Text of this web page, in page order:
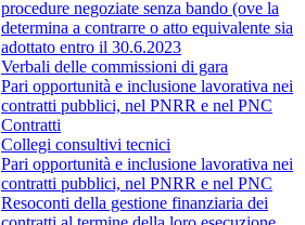
procedure negoziate senza bando (ove la
determina a contrarre o atto equivalente sia
adottato entro il 30.6.2023
Verbali delle commissioni di gara
Pari opportunità e inclusione lavorativa nei
contratti pubblici, nel PNRR e nel PNC
Contratti
Collegi consultivi tecnici
Pari opportunità e inclusione lavorativa nei
contratti pubblici, nel PNRR e nel PNC
Resoconti della gestione finanziaria dei